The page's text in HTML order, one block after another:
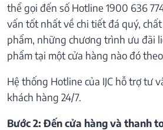
thể gọi đến số Hotline 1900 636
vấn tốt nhất về chi tiết đá quý,
phẩm, những chương trình ưu đãi
phẩm tại một cửa hàng nào đó
Hệ thống Hotline của IJC hỗ trợ tư
khách hàng 24/7.
Bước 2: Đến cửa hàng và thanh